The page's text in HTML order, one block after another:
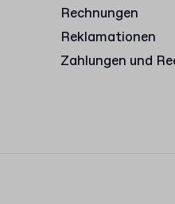
Rechnungen
Reklamationen
Zahlungen und